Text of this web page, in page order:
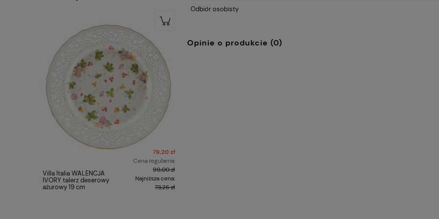
Villa Italia WALENCJA
IVORY talerz deserowy
ażurowy 19 cm
79,20 zł
Cena regularna:
99,00 zł
Najniższa cena:
73,26 zł
Odbiór osobisty
Opinie o produkcie (0)